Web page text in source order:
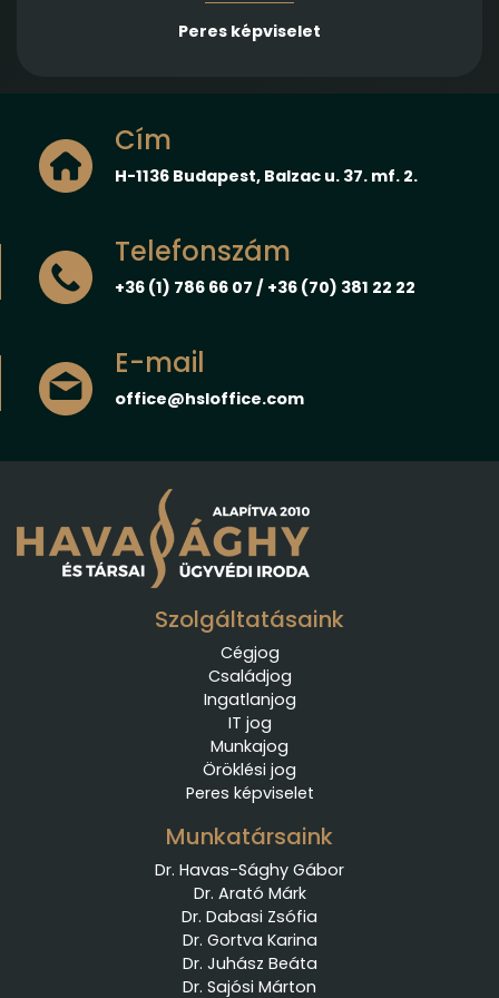
Peres képviselet
Cím
H-1136 Budapest, Balzac u. 37. mf. 2.
Telefonszám
+36 (1) 786 66 07 / +36 (70) 381 22 22
E-mail
office@hsloffice.com
Szolgáltatásaink
Cégjog
Családjog
Ingatlanjog
IT jog
Munkajog
Öröklési jog
Peres képviselet
Munkatársaink
Dr. Havas-Sághy Gábor
Dr. Arató Márk
Dr. Dabasi Zsófia
Dr. Gortva Karina
Dr. Juhász Beáta
Dr. Sajósi Márton